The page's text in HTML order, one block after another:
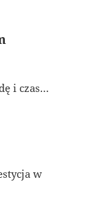
i czas…
w